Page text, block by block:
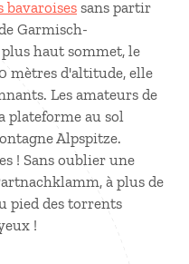
bavaroises sans partir
Garmisch-
haut sommet, le
mètres d'altitude, elle
Les amateurs de
plateforme au sol
Alpspitze.
! Sans oublier une
à plus de
pied des torrents
!